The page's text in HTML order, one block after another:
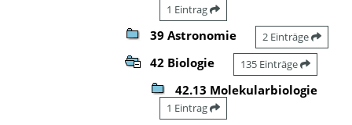
1 Eintrag
39 Astronomie 2 Einträge
42 Biologie 135 Einträge
42.13 Molekularbiologie
1 Eintrag